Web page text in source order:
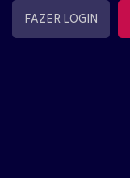
FAZER LOGIN